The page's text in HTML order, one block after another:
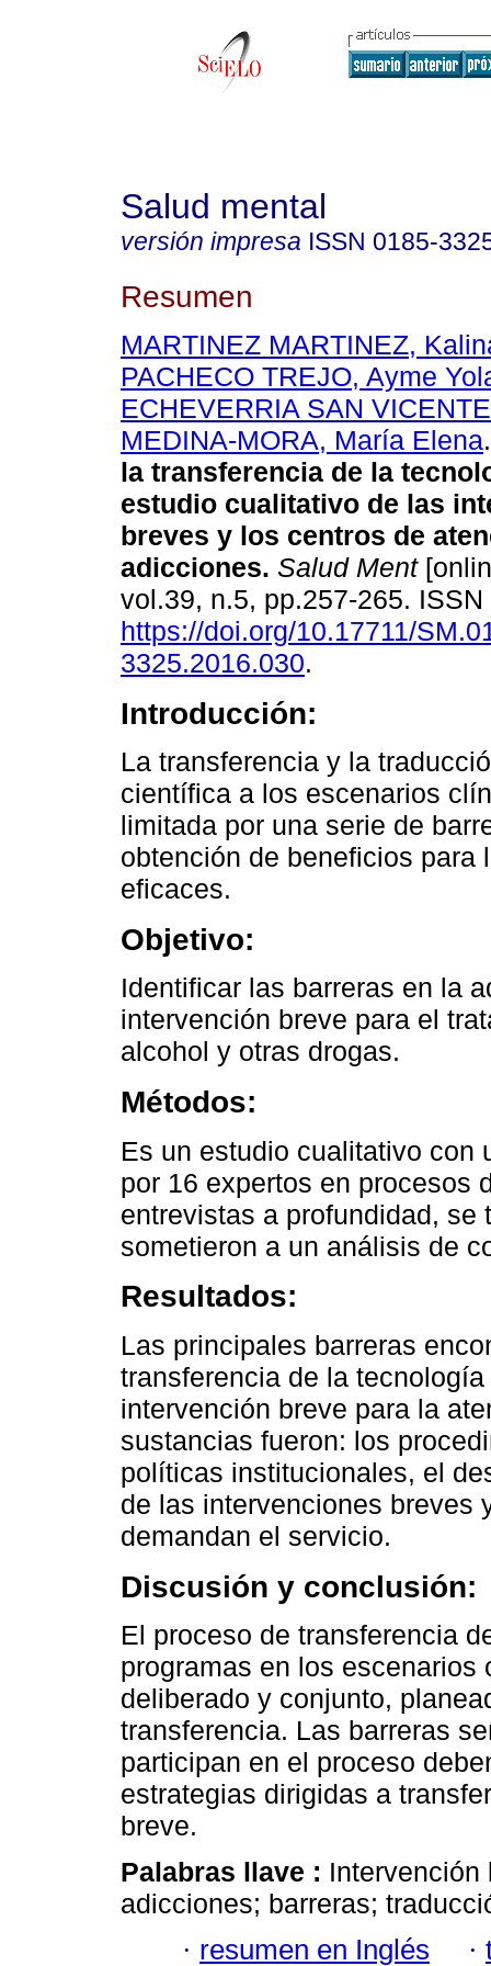
Salud mental
versión impresa ISSN 0185-
Resumen
MARTINEZ MARTINEZ,
PACHECO TREJO, Ayme
ECHEVERRIA SAN
MEDINA-MORA, María Elena.
la transferencia de la
estudio cualitativo de las
breves y los centros de
adicciones. Salud Ment
vol.39, n.5, pp.257-265.
https://doi.org/10.17711/
3325.2016.030.
Introducción:
La transferencia y la
científica a los escenarios
limitada por una serie de
obtención de beneficios para
eficaces.
Objetivo:
Identificar las barreras en la
intervención breve para el
alcohol y otras drogas.
Métodos:
Es un estudio cualitativo con
por 16 expertos en procesos
entrevistas a profundidad,
sometieron a un análisis de
Resultados:
Las principales barreras
transferencia de la
intervención breve para la
sustancias fueron: los
políticas institucionales, el
de las intervenciones breves
demandan el servicio.
Discusión y conclusión:
El proceso de transferencia
programas en los
deliberado y conjunto,
transferencia. Las barreras
participan en el proceso
estrategias dirigidas a
breve.
Palabras llave : Intervención
adicciones; barreras;
· resumen en Inglés ·